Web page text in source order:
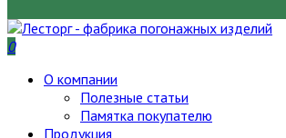
0
О компании
Полезные статьи
Памятка покупателю
Продукция